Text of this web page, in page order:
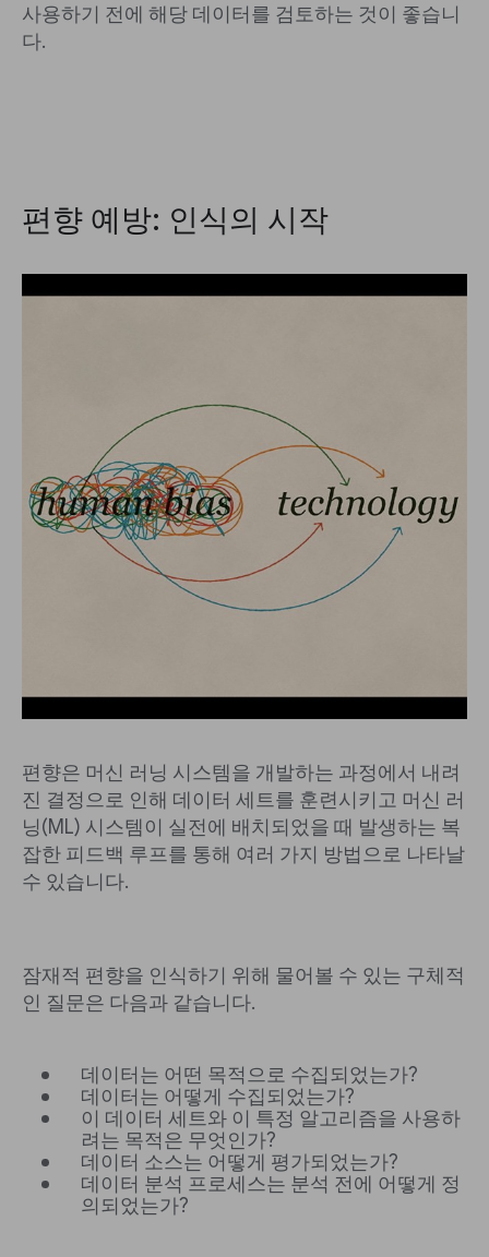
사용하기 전에 해당 데이터를 검토하는 것이 좋습니
다.
편향 예방: 인식의 시작
편향은 머신 러닝 시스템을 개발하는 과정에서 내려
진 결정으로 인해 데이터 세트를 훈련시키고 머신 러
닝(ML) 시스템이 실전에 배치되었을 때 발생하는 복
잡한 피드백 루프를 통해 여러 가지 방법으로 나타날
수 있습니다.
잠재적 편향을 인식하기 위해 물어볼 수 있는 구체적
인 질문은 다음과 같습니다.
데이터는 어떤 목적으로 수집되었는가?
데이터는 어떻게 수집되었는가?
이 데이터 세트와 이 특정 알고리즘을 사용하
려는 목적은 무엇인가?
데이터 소스는 어떻게 평가되었는가?
데이터 분석 프로세스는 분석 전에 어떻게 정
의되었는가?